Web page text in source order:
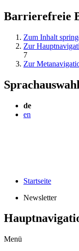
Barrierefreie
Zum Inhalt
Zur
7
Zur
Sprachauswahl
de
en
Startseite
Newsletter
Menü